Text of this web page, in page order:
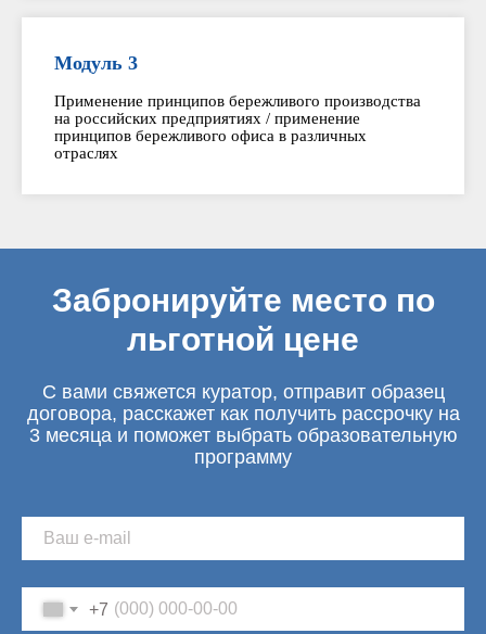
Модуль 3
Применение принципов бережливого производства
на российских предприятиях / применение
принципов бережливого офиса в различных
отраслях
Забронируйте место по
льготной цене
С вами свяжется куратор, отправит образец
договора, расскажет как получить рассрочку на
3 месяца и поможет выбрать образовательную
программу
+7